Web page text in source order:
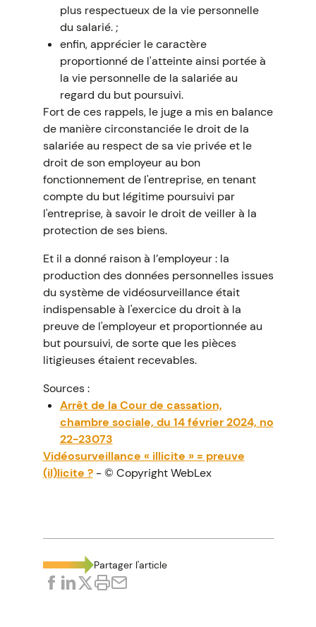
plus respectueux de la vie personnelle
du salarié. ;
enfin, apprécier le caractère
proportionné de l'atteinte ainsi portée à
la vie personnelle de la salariée au
regard du but poursuivi.
Fort de ces rappels, le juge a mis en balance
de manière circonstanciée le droit de la
salariée au respect de sa vie privée et le
droit de son employeur au bon
fonctionnement de l'entreprise, en tenant
compte du but légitime poursuivi par
l'entreprise, à savoir le droit de veiller à la
protection de ses biens.
Et il a donné raison à l’employeur : la
production des données personnelles issues
du système de vidéosurveillance était
indispensable à l'exercice du droit à la
preuve de l'employeur et proportionnée au
but poursuivi, de sorte que les pièces
litigieuses étaient recevables.
Sources :
Arrêt de la Cour de cassation,
chambre sociale, du 14 février 2024, no
22-23073
Vidéosurveillance « illicite » = preuve
(il)licite ?- © Copyright WebLex
Partager l'article